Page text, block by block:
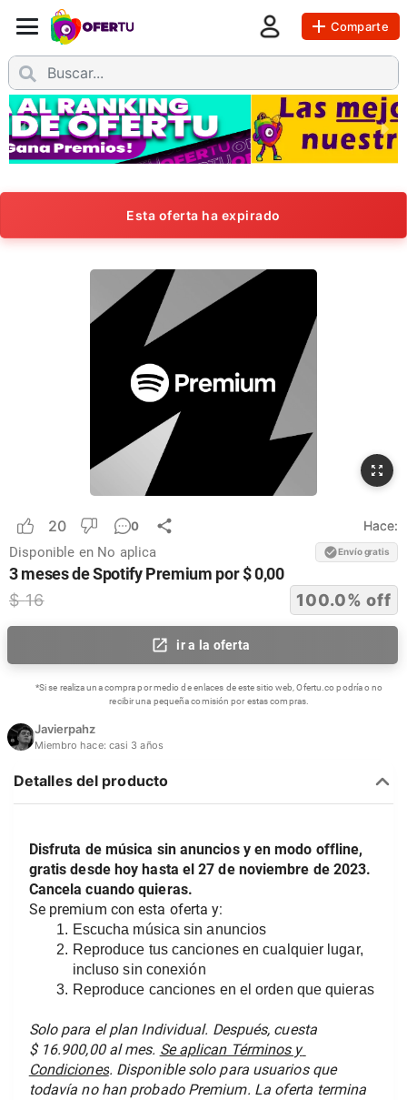
Comparte
Esta oferta ha expirado
20 0 Hace:
Disponible en No aplica Envío gratis
3 meses de Spotify Premium por $ 0,00
$16 100.0% off
ir a la oferta
*Si se realiza una compra por medio de enlaces de este sitio web, Ofertu.co podría o no
recibir una pequeña comisión por estas compras.
Javierpahz
Miembro hace: casi 3 años
Detalles del producto
Disfruta de música sin anuncios y en modo offline,
gratis desde hoy hasta el 27 de noviembre de 2023.
Cancela cuando quieras.
Se premium con esta oferta y:
Escucha música sin anuncios
Reproduce tus canciones en cualquier lugar,
incluso sin conexión
Reproduce canciones en el orden que quieras
Solo para el plan Individual. Después, cuesta
$ 16.900,00 al mes. Se aplican Términos y
Condiciones. Disponible solo para usuarios que
todavía no han probado Premium. La oferta termina